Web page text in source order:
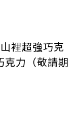
裡超強巧克
力（敬請期